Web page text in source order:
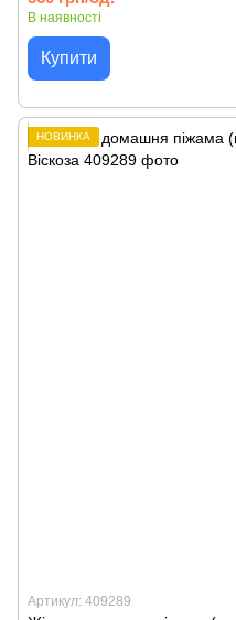
В наявності
Купити
НОВИНКА
Артикул: 409289